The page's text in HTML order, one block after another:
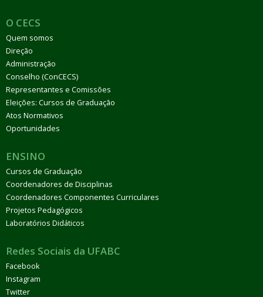
O CECS
Quem somos
Direção
Administração
Conselho (ConCECS)
Representantes e Comissões
Eleições: Cursos de Graduação
Atos Normativos
Oportunidades
ENSINO
Cursos de Graduação
Coordenadores de Disciplinas
Coordenadores Componentes Curriculares
Projetos Pedagógicos
Laboratórios Didáticos
Redes Sociais da UFABC
Facebook
Instagram
Twitter